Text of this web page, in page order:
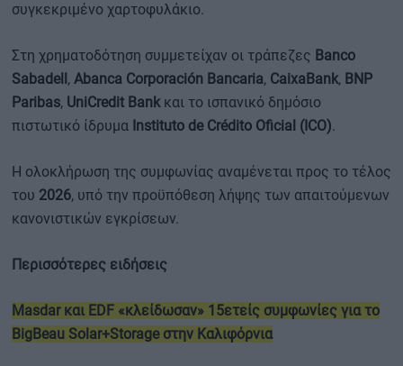
συγκεκριμένο χαρτοφυλάκιο.
Στη χρηματοδότηση συμμετείχαν οι τράπεζες Banco
Sabadell , Abanca Corporación Bancaria, CaixaBank, BNP
Paribas, UniCredit Bankκαι το ισπανικό δημόσιο
πιστωτικό ίδρυμα Instituto de Crédito Oficial (ICO).
Η ολοκλήρωση της συμφωνίας αναμένεται προς το τέλος
του 2026, υπό την προϋπόθεση λήψης των απαιτούμενων
κανονιστικών εγκρίσεων.
Περισσότερες ειδήσεις
Masdar και EDF «κλείδωσαν» 15ετείς συμφωνίες για το
BigBeau Solar+Storage στην Καλιφόρνια